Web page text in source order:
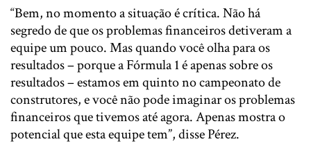
“Bem, no momento a situação é crítica. Não há
segredo de que os problemas financeiros detiveram a
equipe um pouco. Mas quando você olha para os
resultados – porque a Fórmula 1 é apenas sobre os
resultados – estamos em quinto no campeonato de
construtores, e você não pode imaginar os problemas
financeiros que tivemos até agora. Apenas mostra o
potencial que esta equipe tem”, disse Pérez.